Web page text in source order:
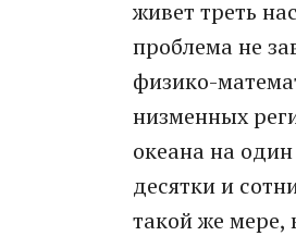
живет треть
проблема не
физико-
низменных
океана на
десятки и
такой же мере,